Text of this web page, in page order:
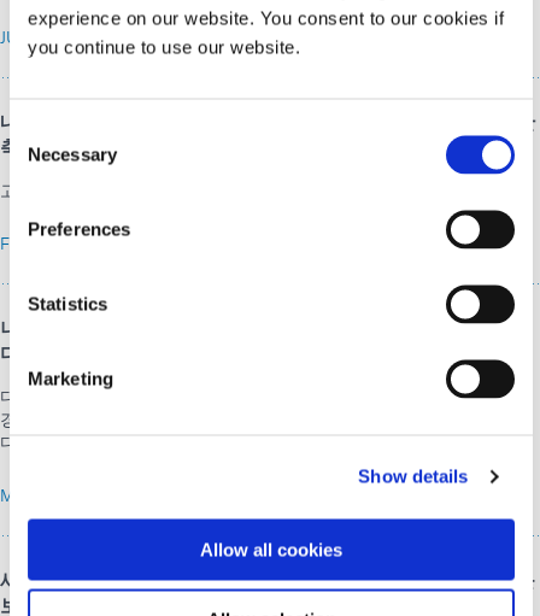
experience on our website. You consent to our cookies if
you continue to use our website.
Consent
Selection
Necessary
Preferences
Statistics
Marketing
Show details
Allow all cookies
JUNE 05, 2015
내구성이 뛰어나고 주문형으로 경화되는 마스크로 처리 시간 단
축
고온과 강한 화학물질에 대한 내구성을 갖추었습니다.
FEBRUARY 20, 2015
니들 본딩 접착제는 경화 확인 및 경화 후 검사를 쉽게 제공합니
다.
다이맥스 코퍼레이션의 새로운 1405-M-UR-SC 의료기기 접착제는 LED
경화가 가능하여 385nm와 405nm 파장에서 모두 빠른 경화가 가능합니
다.
MARCH 26, 2015
새로운 카테터 접착제로 조립 공정을 가속화하고 완전한 경화를
보장합니다.